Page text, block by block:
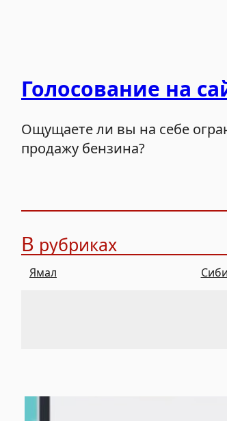
Голосование на
Ощущаете ли вы на себе
продажу бензина?
В рубриках
Ямал